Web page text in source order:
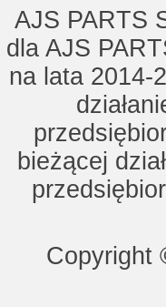
AJS PARTS
dla AJS
na lata 2014-
bieżącej
Copyright